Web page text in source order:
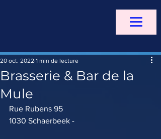
Brasserie & Bar de la
Mule
20 oct. 2022 1 min de lecture
Rue Rubens 95
1030 Schaerbeek -